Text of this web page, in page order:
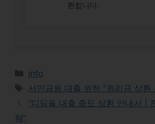
환합니다.
Categories
info
Tags
서민금융 대출 위한 "원리금 상환
“디딤돌 대출 중도 상환 안내서 |
략”